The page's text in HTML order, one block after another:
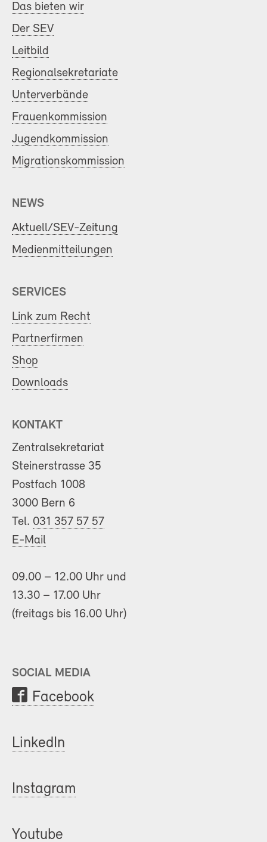
Das bieten wir
Der SEV
Leitbild
Regionalsekretariate
Unterverbände
Frauenkommission
Jugendkommission
Migrationskommission
NEWS
Aktuell/SEV-Zeitung
Medienmitteilungen
SERVICES
Link zum Recht
Partnerfirmen
Shop
Downloads
KONTAKT
Zentralsekretariat
Steinerstrasse 35
Postfach 1008
3000 Bern 6
Tel. 031 357 57 57
E-Mail
09.00 – 12.00 Uhr und
13.30 – 17.00 Uhr
(freitags bis 16.00 Uhr)
SOCIAL MEDIA
Facebook
LinkedIn
Instagram
Youtube